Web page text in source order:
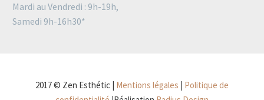
Mardi au Vendredi : 9h-19h,
Samedi 9h-16h30*
2017 © Zen Esthétic | Mentions légales | Politique de